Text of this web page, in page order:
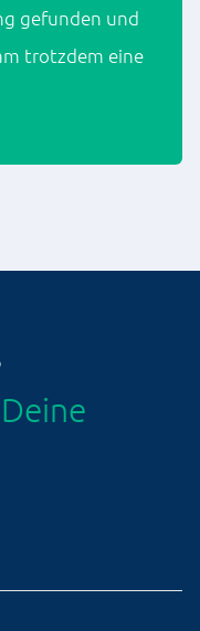
gefunden und
trotzdem eine